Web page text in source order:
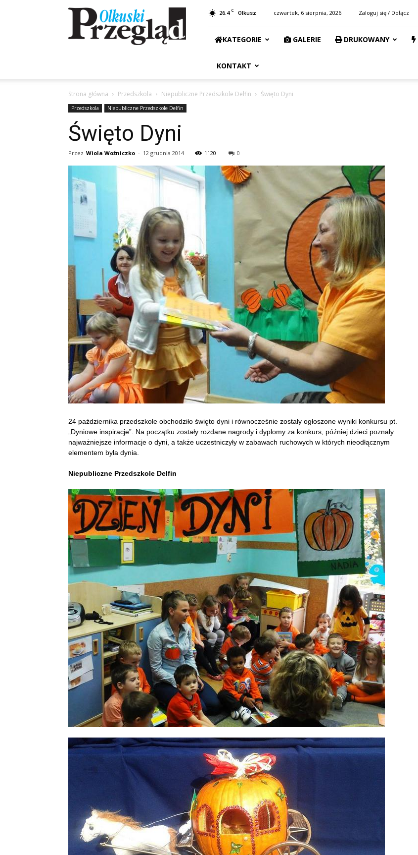
Przegląd
Olkuski
26.4 C Olkusz czwartek, 6 sierpnia, 2026 Zaloguj się / Dołącz
KATEGORIE GALERIE DRUKOWANY
KONTAKT
Strona główna Przedszkola Niepubliczne Przedszkole Delfin Święto Dyni
Przedszkola Niepubliczne Przedszkole Delfin
Święto Dyni
Przez Wiola Woźniczko - 12 grudnia 2014 1120 0
24 października przedszkole obchodziło święto dyni i równocześnie zostały ogłoszone wyniki konkursu pt.
„Dyniowe inspiracje”. Na początku zostały rozdane nagrody i dyplomy za konkurs, później dzieci poznały
najważniejsze informacje o dyni, a także uczestniczyły w zabawach ruchowych w których nieodłącznym
elementem była dynia.
Niepubliczne Przedszkole Delfin